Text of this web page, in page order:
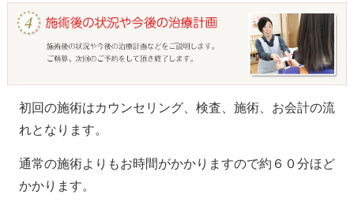
初回の施術はカウンセリング、検査、施術、お会計の流
れとなります。
通常の施術よりもお時間がかかりますので約６０分ほど
かかります。